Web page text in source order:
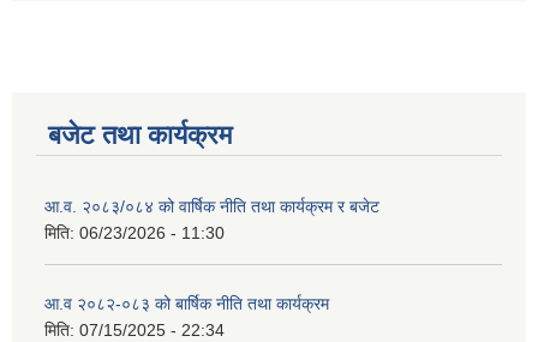
बजेट तथा कार्यक्रम
आ.व. २०८३/०८४ को वार्षिक नीति तथा कार्यक्रम र बजेट
मिति: 06/23/2026 - 11:30
आ.व २०८२-०८३ को बार्षिक नीति तथा कार्यक्रम
मिति: 07/15/2025 - 22:34